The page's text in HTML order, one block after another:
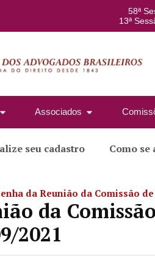
58ª
13ª
Associados
seu cadastro Como se
da Reunião da Comissão
da
2021